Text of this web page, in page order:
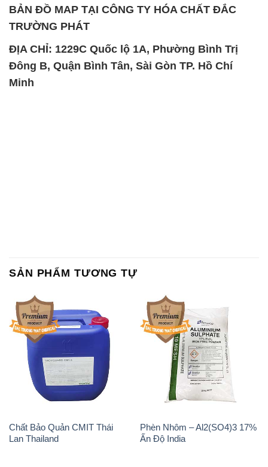
BẢN ĐỒ MAP TẠI CÔNG TY HÓA CHẤT ĐẮC
TRƯỜNG PHÁT
ĐỊA CHỈ: 1229C Quốc lộ 1A, Phường Bình Trị
Đông B, Quận Bình Tân, Sài Gòn TP. Hồ Chí
Minh
SẢN PHẨM TƯƠNG TỰ
Chất Bảo Quản CMIT Thái
Lan Thailand
Phèn Nhôm – Al2(SO4)3 17%
Ấn Độ India